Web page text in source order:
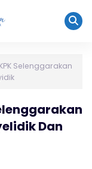
Selenggarakan
Dan